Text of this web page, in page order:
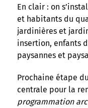
En clair : on
et habitants du
jardinières et
insertion, enfants
paysannes et
Prochaine étape
centrale pour la
programmation